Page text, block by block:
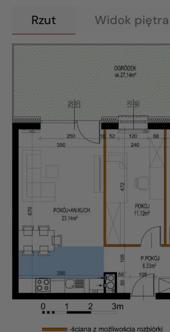
Rzut Widok piętra